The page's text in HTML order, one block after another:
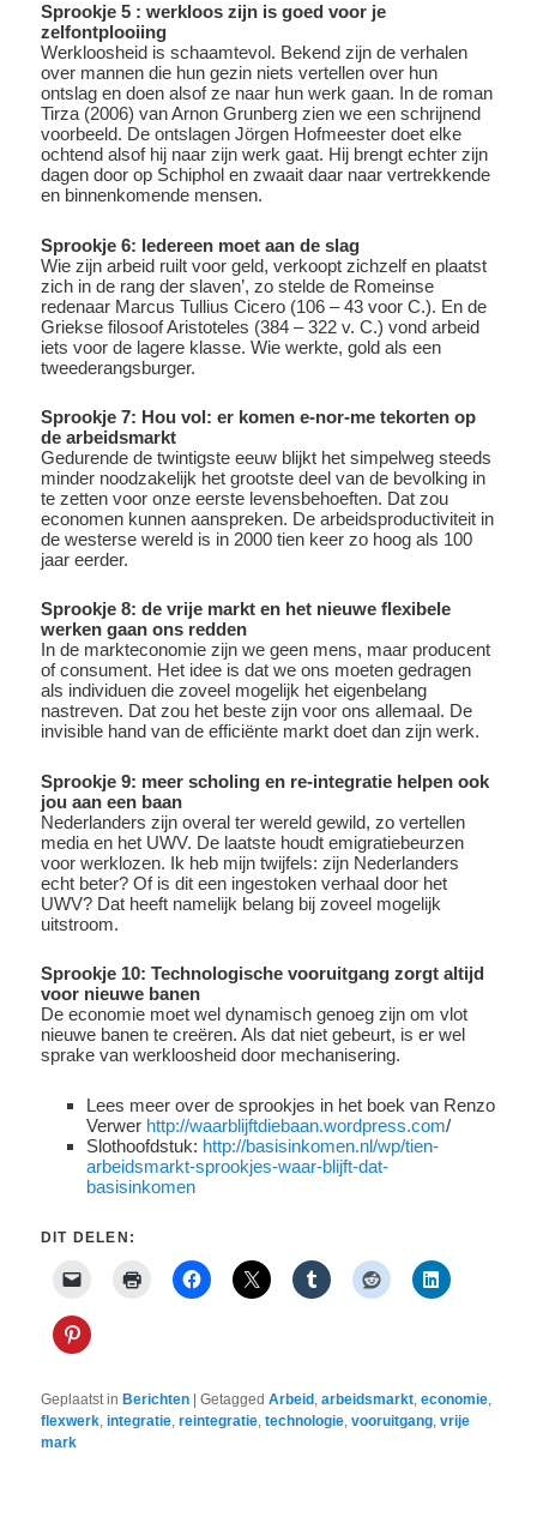
Sprookje 5 : werkloos zijn is goed voor je
zelfontplooiing
Werkloosheid is schaamtevol. Bekend zijn de verhalen
over mannen die hun gezin niets vertellen over hun
ontslag en doen alsof ze naar hun werk gaan. In de roman
Tirza (2006) van Arnon Grunberg zien we een schrijnend
voorbeeld. De ontslagen Jörgen Hofmeester doet elke
ochtend alsof hij naar zijn werk gaat. Hij brengt echter zijn
dagen door op Schiphol en zwaait daar naar vertrekkende
en binnenkomende mensen.
Sprookje 6: Iedereen moet aan de slag
Wie zijn arbeid ruilt voor geld, verkoopt zichzelf en plaatst
zich in de rang der slaven’, zo stelde de Romeinse
redenaar Marcus Tullius Cicero (106 – 43 voor C.). En de
Griekse filosoof Aristoteles (384 – 322 v. C.) vond arbeid
iets voor de lagere klasse. Wie werkte, gold als een
tweederangsburger.
Sprookje 7: Hou vol: er komen e-nor-me tekorten op
de arbeidsmarkt
Gedurende de twintigste eeuw blijkt het simpelweg steeds
minder noodzakelijk het grootste deel van de bevolking in
te zetten voor onze eerste levensbehoeften. Dat zou
economen kunnen aanspreken. De arbeidsproductiviteit in
de westerse wereld is in 2000 tien keer zo hoog als 100
jaar eerder.
Sprookje 8: de vrije markt en het nieuwe flexibele
werken gaan ons redden
In de markteconomie zijn we geen mens, maar producent
of consument. Het idee is dat we ons moeten gedragen
als individuen die zoveel mogelijk het eigenbelang
nastreven. Dat zou het beste zijn voor ons allemaal. De
invisible hand van de efficiënte markt doet dan zijn werk.
Sprookje 9: meer scholing en re-integratie helpen ook
jou aan een baan
Nederlanders zijn overal ter wereld gewild, zo vertellen
media en het UWV. De laatste houdt emigratiebeurzen
voor werklozen. Ik heb mijn twijfels: zijn Nederlanders
echt beter? Of is dit een ingestoken verhaal door het
UWV? Dat heeft namelijk belang bij zoveel mogelijk
uitstroom.
Sprookje 10: Technologische vooruitgang zorgt altijd
voor nieuwe banen
De economie moet wel dynamisch genoeg zijn om vlot
nieuwe banen te creëren. Als dat niet gebeurt, is er wel
sprake van werkloosheid door mechanisering.
Lees meer over de sprookjes in het boek van Renzo
Verwer http://waarblijftdiebaan.wordpress.com/
Slothoofdstuk: http://basisinkomen.nl/wp/tien-
arbeidsmarkt-sprookjes-waar-blijft-dat-
basisinkomen
DIT DELEN:
Geplaatst in Berichten |Getagged Arbeid,arbeidsmarkt,economie,
flexwerk,integratie,reintegratie,technologie,vooruitgang,vrije
mark